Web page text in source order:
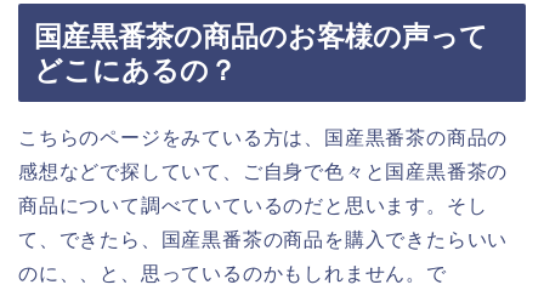
国産黒番茶の商品のお客様の声って
どこにあるの？
こちらのページをみている方は、国産黒番茶の商品の
感想などで探していて、ご自身で色々と国産黒番茶の
商品について調べていているのだと思います。そし
て、できたら、国産黒番茶の商品を購入できたらいい
のに、、と、思っているのかもしれません。で